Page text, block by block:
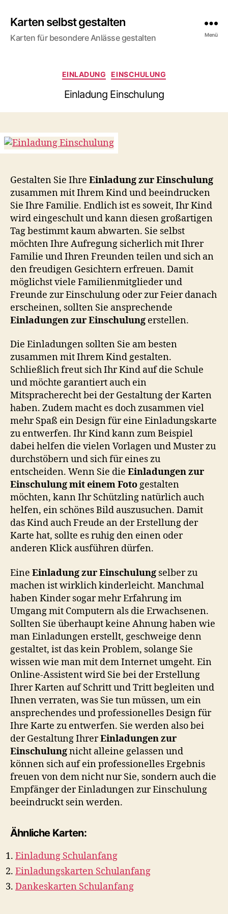
Karten selbst gestalten
Karten für besondere Anlässe gestalten Menü
Kategorien
EINLADUNG EINSCHULUNG
Einladung Einschulung
Gestalten Sie Ihre Einladung zur Einschulung
zusammen mit Ihrem Kind und beeindrucken
Sie Ihre Familie. Endlich ist es soweit, Ihr Kind
wird eingeschult und kann diesen großartigen
Tag bestimmt kaum abwarten. Sie selbst
möchten Ihre Aufregung sicherlich mit Ihrer
Familie und Ihren Freunden teilen und sich an
den freudigen Gesichtern erfreuen. Damit
möglichst viele Familienmitglieder und
Freunde zur Einschulung oder zur Feier danach
erscheinen, sollten Sie ansprechende
Einladungen zur Einschulung erstellen.
Die Einladungen sollten Sie am besten
zusammen mit Ihrem Kind gestalten.
Schließlich freut sich Ihr Kind auf die Schule
und möchte garantiert auch ein
Mitspracherecht bei der Gestaltung der Karten
haben. Zudem macht es doch zusammen viel
mehr Spaß ein Design für eine Einladungskarte
zu entwerfen. Ihr Kind kann zum Beispiel
dabei helfen die vielen Vorlagen und Muster zu
durchstöbern und sich für eines zu
entscheiden. Wenn Sie die Einladungen zur
Einschulung mit einem Fotogestalten
möchten, kann Ihr Schützling natürlich auch
helfen, ein schönes Bild auszusuchen. Damit
das Kind auch Freude an der Erstellung der
Karte hat, sollte es ruhig den einen oder
anderen Klick ausführen dürfen.
Eine Einladung zur Einschulung selber zu
machen ist wirklich kinderleicht. Manchmal
haben Kinder sogar mehr Erfahrung im
Umgang mit Computern als die Erwachsenen.
Sollten Sie überhaupt keine Ahnung haben wie
man Einladungen erstellt, geschweige denn
gestaltet, ist das kein Problem, solange Sie
wissen wie man mit dem Internet umgeht. Ein
Online-Assistent wird Sie bei der Erstellung
Ihrer Karten auf Schritt und Tritt begleiten und
Ihnen verraten, was Sie tun müssen, um ein
ansprechendes und professionelles Design für
Ihre Karte zu entwerfen. Sie werden also bei
der Gestaltung IhrerEinladungen zur
Einschulungnicht alleine gelassen und
können sich auf ein professionelles Ergebnis
freuen von dem nicht nur Sie, sondern auch die
Empfänger der Einladungen zur Einschulung
beeindruckt sein werden.
Ähnliche Karten:
Einladung Schulanfang
Einladungskarten Schulanfang
Dankeskarten Schulanfang